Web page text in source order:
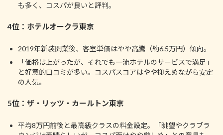
も多く、コスパが良いと評判。
4位：ホテルオークラ東京
2019年新装開業後、客室単価はやや高騰（約6.5万円）傾向。
「価格は上がったが、それでも一流ホテルのサービスで満足」
と好意的口コミが多い。コスパスコアはやや抑えめながら安定
の人気。
5位：ザ・リッツ・カールトン東京
平均8万円前後と最高級クラスの料金設定。「眺望やクラブラ